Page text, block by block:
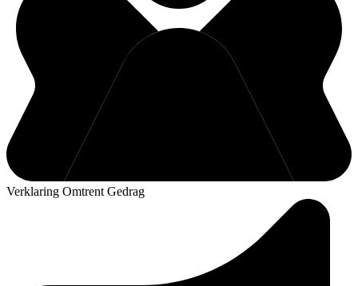
Verklaring Omtrent Gedrag